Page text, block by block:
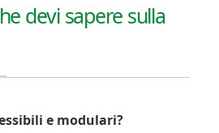
devi sapere sulla
e modulari?